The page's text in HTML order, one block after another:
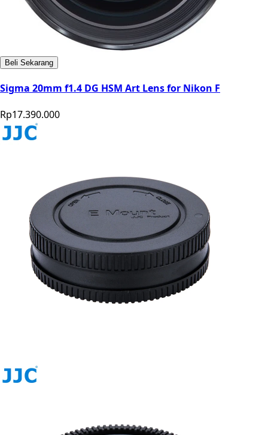
Beli Sekarang
Sigma 20mm f1.4 DG HSM Art Lens for Nikon F
Rp17.390.000